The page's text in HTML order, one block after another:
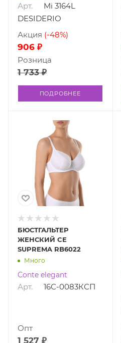
Арт.
Mi 3164L
DESIDERIO
906 ₽
Акция (-48%)
1 733 ₽
Розница
ПОДРОБНЕЕ
БЮСТГАЛЬТЕР
ЖЕНСКИЙ CE
SUPREMA RB6022
Много
Conte elegant
Арт. 16С-0083КСП
1 527 ₽
Опт